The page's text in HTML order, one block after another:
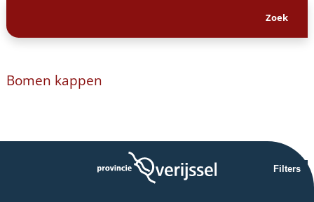
Bomen kappen
Filters